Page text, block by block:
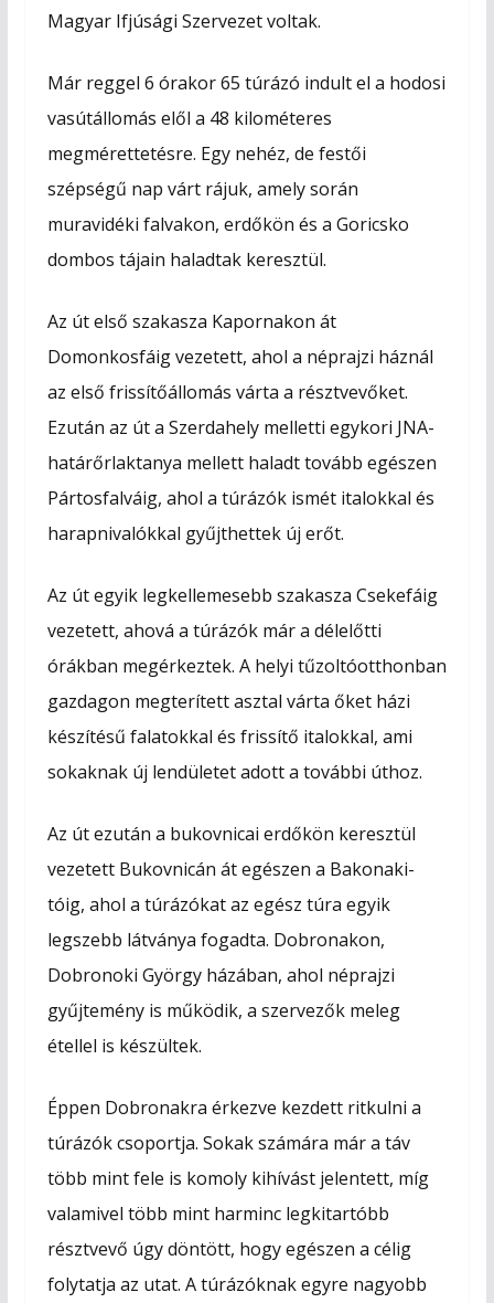
Magyar Ifjúsági Szervezet voltak.
Már reggel 6 órakor 65 túrázó indult el a hodosi
vasútállomás elől a 48 kilométeres
megmérettetésre. Egy nehéz, de festői
szépségű nap várt rájuk, amely során
muravidéki falvakon, erdőkön és a Goricsko
dombos tájain haladtak keresztül.
Az út első szakasza Kapornakon át
Domonkosfáig vezetett, ahol a néprajzi háznál
az első frissítőállomás várta a résztvevőket.
Ezután az út a Szerdahely melletti egykori JNA-
határőrlaktanya mellett haladt tovább egészen
Pártosfalváig, ahol a túrázók ismét italokkal és
harapnivalókkal gyűjthettek új erőt.
Az út egyik legkellemesebb szakasza Csekefáig
vezetett, ahová a túrázók már a délelőtti
órákban megérkeztek. A helyi tűzoltóotthonban
gazdagon megterített asztal várta őket házi
készítésű falatokkal és frissítő italokkal, ami
sokaknak új lendületet adott a további úthoz.
Az út ezután a bukovnicai erdőkön keresztül
vezetett Bukovnicán át egészen a Bakonaki-
tóig, ahol a túrázókat az egész túra egyik
legszebb látványa fogadta. Dobronakon,
Dobronoki György házában, ahol néprajzi
gyűjtemény is működik, a szervezők meleg
étellel is készültek.
Éppen Dobronakra érkezve kezdett ritkulni a
túrázók csoportja. Sokak számára már a táv
több mint fele is komoly kihívást jelentett, míg
valamivel több mint harminc legkitartóbb
résztvevő úgy döntött, hogy egészen a célig
folytatja az utat. A túrázóknak egyre nagyobb